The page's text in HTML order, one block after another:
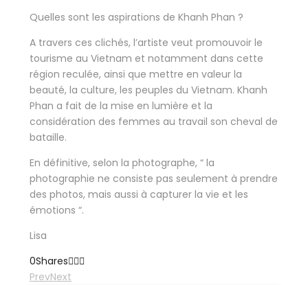
Quelles sont les aspirations de Khanh Phan ?
A travers ces clichés, l’artiste veut promouvoir le
tourisme au Vietnam et notamment dans cette
région reculée, ainsi que mettre en valeur la
beauté, la culture, les peuples du Vietnam. Khanh
Phan a fait de la mise en lumière et la
considération des femmes au travail son cheval de
bataille.
En définitive, selon la photographe, “ la
photographie ne consiste pas seulement à prendre
des photos, mais aussi à capturer la vie et les
émotions “.
Lisa
0Shares
PrevNext